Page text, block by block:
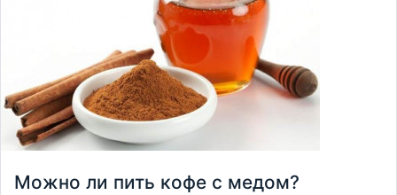
Можно ли пить кофе с медом?